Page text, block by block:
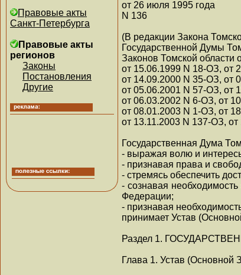
Правовые акты
Санкт-Петербурга
Правовые акты
регионов
Законы
Постановления
Другие
от 26 июля 1995 года
N 136
(В редакции Закона
Государственной Думы
Законов Томской области
от 15.06.1999 N 18-ОЗ, от
от 14.09.2000 N 35-ОЗ, от
от 05.06.2001 N 57-ОЗ, от
от 06.03.2002 N 6-ОЗ, от
от 08.01.2003 N 1-ОЗ, от
от 13.11.2003 N 137-ОЗ,
Государственная Дума
- выражая волю и
- признавая права и
- стремясь обеспечить
- сознавая
Федерации;
- признавая
принимает Устав
Раздел 1.
Глава 1. Устав (Основной